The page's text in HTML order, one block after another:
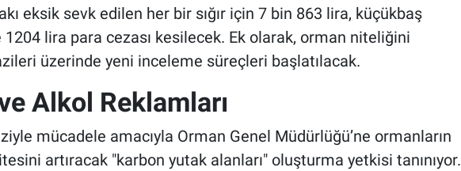
eksik sevk edilen her bir sığır için 7 bin 863 lira, küçükbaş
lira para cezası kesilecek. Ek olarak, orman niteliğini
üzerinde yeni inceleme süreçleri başlatılacak.
Alkol Reklamları
mücadele amacıyla Orman Genel Müdürlüğü’ne ormanların
artıracak "karbon yutak alanları" oluşturma yetkisi tanınıyor.